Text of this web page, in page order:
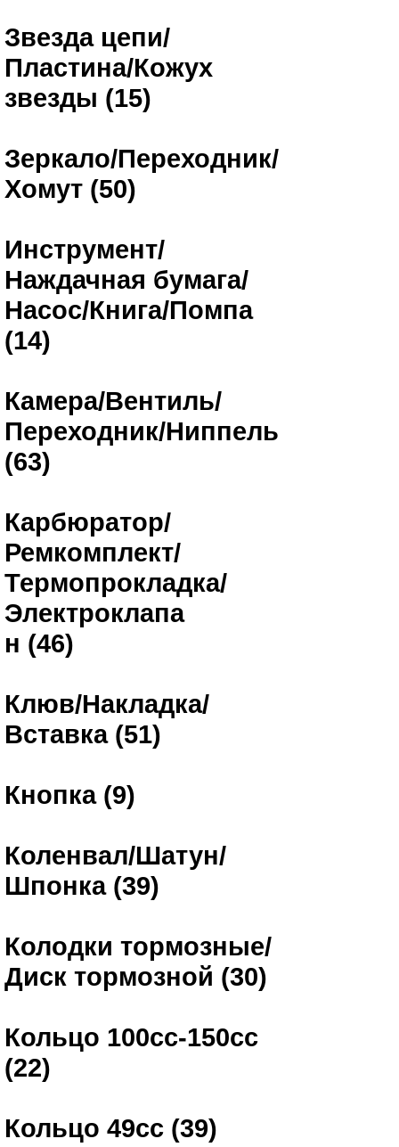
Звезда цепи/
Пластина/Кожух
звезды (15)
Зеркало/Переходник/
Хомут (50)
Инструмент/
Наждачная бумага/
Насос/Книга/Помпа
(14)
Камера/Вентиль/
Переходник/Ниппель
(63)
Карбюратор/
Ремкомплект/
Термопрокладка/
Электроклапа
н (46)
Клюв/Накладка/
Вставка (51)
Кнопка (9)
Коленвал/Шатун/
Шпонка (39)
Колодки тормозные/
Диск тормозной (30)
Кольцо 100сс-150сс
(22)
Кольцо 49сс (39)